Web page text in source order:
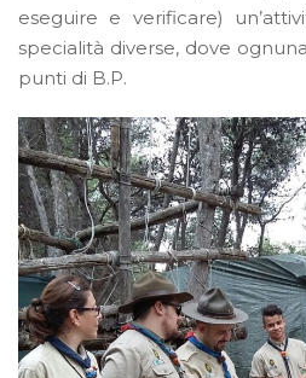
eseguire e verificare)
specialità diverse, dove
punti di B.P.